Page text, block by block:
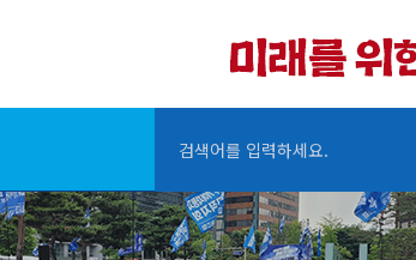
검색어를 입력하세요.